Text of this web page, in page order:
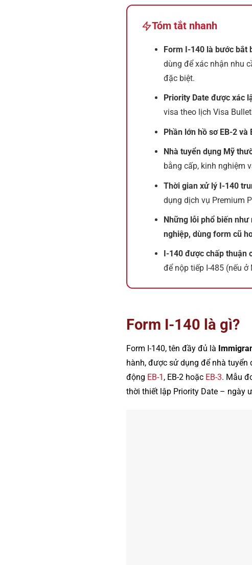
Tóm tắt nhanh
Form I-140 là bước bắt
dùng để xác nhận nhu
đặc biệt.
Priority Date được xác
visa theo lịch Visa
Phần lớn hồ sơ EB-2
Nhà tuyển dụng Mỹ
bằng cấp, kinh nghiệm
Thời gian xử lý I-140
dụng dịch vụ Premium
Những lỗi phổ biến
nghiệp, dùng form cũ
I-140 được chấp thuận
để nộp tiếp I-485 (nếu
Form I-140 là gì?
Form I-140, tên đầy đủ là
hành, được sử dụng để nhà
động EB-1 , EB-2 hoặc EB-3. Mẫu
thời thiết lập Priority Date – ngày